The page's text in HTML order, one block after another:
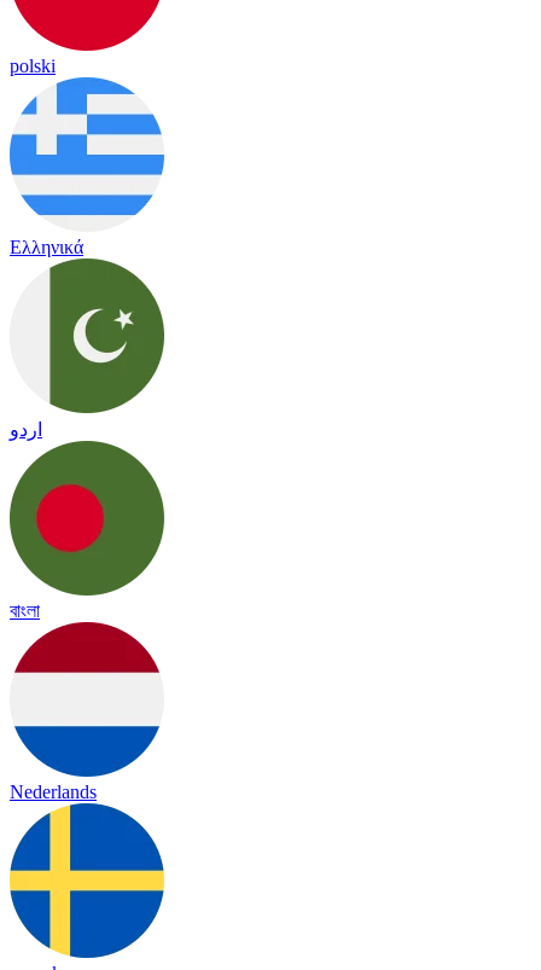
polski
Ελληνικά
اردو
বাংলা
Nederlands